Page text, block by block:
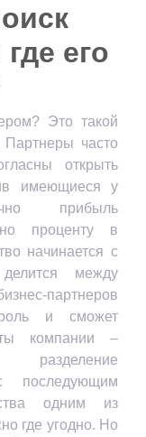
его
Это такой
часто
открыть
имеющиеся у
прибыль
проценту в
начинается с
между
партнеров
и сможет
компании –
последующим
одним из
где угодно. Но